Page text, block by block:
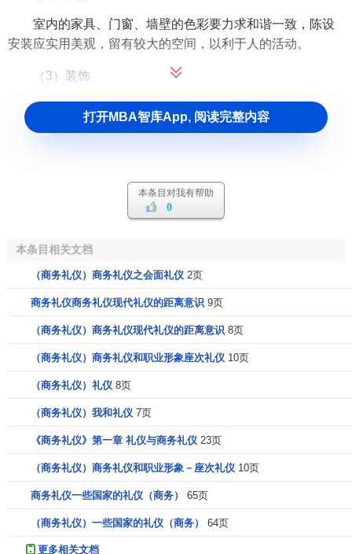
室内的家具、门窗、墙壁的色彩要力求和谐一致，陈设
安装应实用美观，留有较大的空间，以利于人的活动。
（3）装饰
用于
活动的场所应力显洁净、典雅、庄重、大方。
宽大整洁的桌子、简单舒适的座椅（沙发），墙上可挂几幅
阳光时，应备有窗纱，以防强光刺目；而用人造光源时，要
合理配置灯具，使光线尽量柔和一点。
（5）声响
室内应保持宁静，使谈判能顺利进行。房间不应临街临
马路，应不在施工场地附近，门窗应能隔音，周围没有
角度来说是影响很大的，
多事情都是一样的，因而从细节入手，会更加的彰显专业。
打开MBA智库App, 阅读完整内容
本条目对我有帮助
0
本条目相关文档
（商务礼仪）商务礼仪之会面礼仪 2页
商务礼仪商务礼仪现代礼仪的距离意识 9页
（商务礼仪）商务礼仪现代礼仪的距离意识 8页
（商务礼仪）商务礼仪和职业形象座次礼仪 10页
（商务礼仪）礼仪 8页
（商务礼仪）我和礼仪 7页
《商务礼仪》第一章 礼仪与商务礼仪 23页
（商务礼仪）商务礼仪和职业形象－座次礼仪 10页
商务礼仪一些国家的礼仪（商务） 65页
（商务礼仪）一些国家的礼仪（商务） 64页
更多相关文档